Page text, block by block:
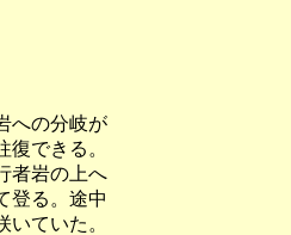
への分岐が
復できる。
者岩の上へ
登る。途中
いていた。